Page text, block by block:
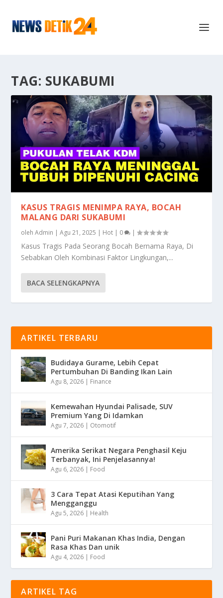
TAG: SUKABUMI
KASUS TRAGIS MENIMPA RAYA, BOCAH
MALANG DARI SUKABUMI
olehAdmin |Agu 21, 2025 | Hot | 0 |
Kasus Tragis Pada Seorang Bocah Bernama Raya, Di
Sebabkan Oleh Kombinasi Faktor Lingkungan,...
BACA SELENGKAPNYA
ARTIKEL TERBARU
Budidaya Gurame, Lebih Cepat
Pertumbuhan Di Banding Ikan Lain
Agu 8, 2026 | Finance
Kemewahan Hyundai Palisade, SUV
Premium Yang Di Idamkan
Agu 7, 2026 | Otomotif
Amerika Serikat Negara Penghasil Keju
Terbanyak, Ini Penjelasannya!
Agu 6, 2026 | Food
3 Cara Tepat Atasi Keputihan Yang
Mengganggu
Agu 5, 2026 | Health
Pani Puri Makanan Khas India, Dengan
Rasa Khas Dan unik
Agu 4, 2026 | Food
ARTIKEL TAG